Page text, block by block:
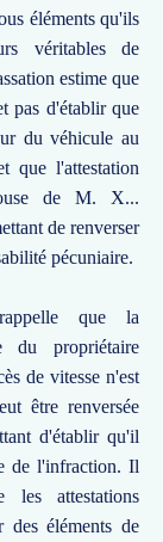
éléments qu'ils
véritables de
estime que
pas d'établir que
du véhicule au
que l'attestation
de M. X...
de renverser
pécuniaire.
que la
du propriétaire
de vitesse n'est
être renversée
d'établir qu'il
de l'infraction. Il
les attestations
des éléments de